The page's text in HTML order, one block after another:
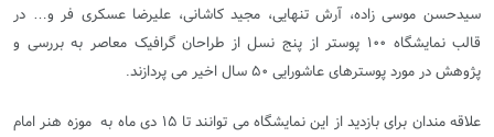
سیدحسن موسی زاده، آرش تنهایی، مجید کاشانی، علیرضا عسکری فر و
در
قالب نمایشگاه ۱۰۰ پوستر از پنج نسل از طراحان گرافیک معاصر به بررسی و
پژوهشدرموردپوسترهایعاشورایی ۵۰سالاخیرمیپردازند
علاقه مندان برایبازدیداز ایننمایشگاه می توانندتا ۱۵ دیماه به موزه هنر امام